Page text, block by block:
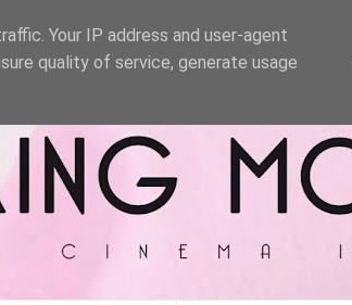
Your IP address and user-agent
quality of service, generate usage